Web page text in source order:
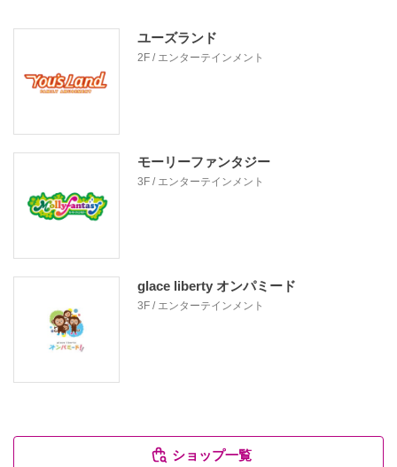
ユーズランド
2F / エンターテインメント
モーリーファンタジー
3F / エンターテインメント
glace liberty オンパミード
3F / エンターテインメント
ショップ一覧